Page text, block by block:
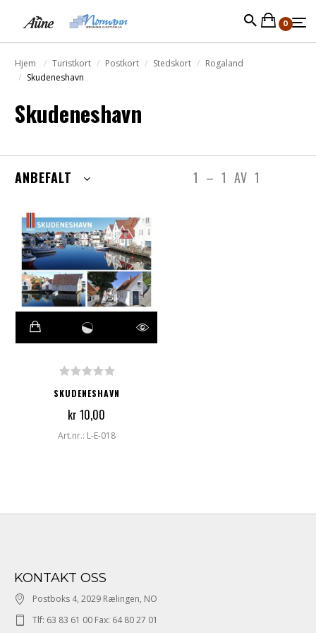
0
Hjem Turistkort Postkort Stedskort
Rogaland
Skudeneshavn
Skudeneshavn
1 – 1 AV 1
ANBEFALT
SKUDENESHAVN
kr 10,00
Art.nr.: L-E-018
KONTAKT OSS
Postboks 4, 2029 Rælingen, NO
Tlf: 63 83 61 00 Fax: 64 80 27 01